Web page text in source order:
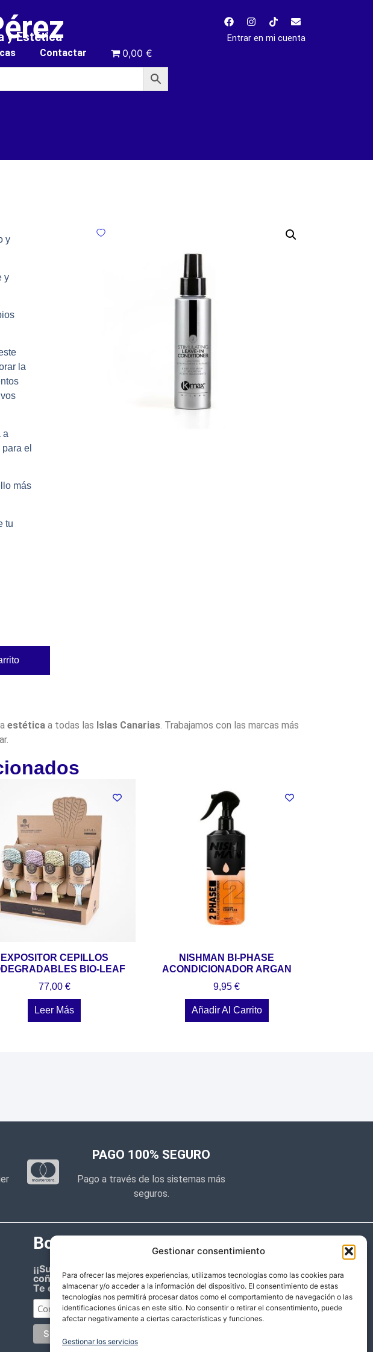
Gestionar consentimiento
Para ofrecer las mejores experiencias, utilizamos tecnologías como las cookies para
almacenar y/o acceder a la información del dispositivo. El consentimiento de estas
tecnologías nos permitirá procesar datos como el comportamiento de navegación o las
identificaciones únicas en este sitio. No consentir o retirar el consentimiento, puede
afectar negativamente a ciertas características y funciones.
Gestionar los servicios
y Estética
Contactar 0,00 €
Entrar en mi cuenta
y
y
la
a
el
más
tu
estéticaa todas las Islas Canarias. Trabajamos con las marcas más
EXPOSITOR CEPILLOS
BIO-LEAF
77,00 €
Leer Más
NISHMAN BI-PHASE
ACONDICIONADOR ARGAN
9,95€
Añadir Al Carrito
PAGO 100% SEGURO
Pago a través de los sistemas más
seguros.
Boletín de noticias
¡¡Suscríbete y prometemos no dar mucho el
coñazo.!!
Te enviaremos sólo cosas importantes.